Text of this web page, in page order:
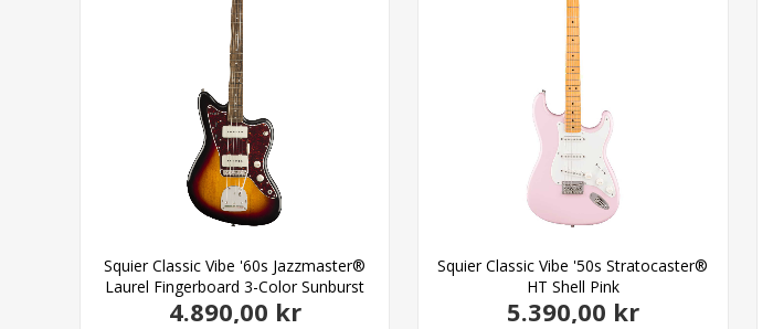
Squier Classic Vibe '60s Jazzmaster®
Laurel Fingerboard 3-Color Sunburst
4.890,00 kr
Squier Classic Vibe '50s Stratocaster®
HT Shell Pink
5.390,00 kr